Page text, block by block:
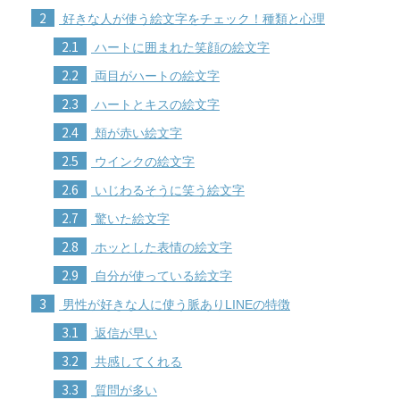
2 好きな人が使う絵文字をチェック！種類と心理
2.1 ハートに囲まれた笑顔の絵文字
2.2 両目がハートの絵文字
2.3 ハートとキスの絵文字
2.4 頬が赤い絵文字
2.5 ウインクの絵文字
2.6 いじわるそうに笑う絵文字
2.7 驚いた絵文字
2.8 ホッとした表情の絵文字
2.9 自分が使っている絵文字
3 男性が好きな人に使う脈ありLINEの特徴
3.1 返信が早い
3.2 共感してくれる
3.3 質問が多い